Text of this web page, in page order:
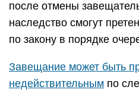
после отмены
наследство смогут
по закону в порядке
Завещание может быть
недействительным по